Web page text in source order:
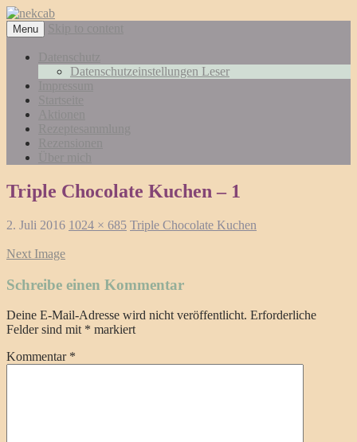
Menu
Datenschutzeinstellungen Leser
Triple Chocolate Kuchen – 1
2. Juli 2016 1024 × 685 Triple Chocolate Kuchen
Next Image
Schreibe einen Kommentar
Deine E-Mail-Adresse wird nicht veröffentlicht. Erforderliche
Felder sind mit * markiert
Kommentar *